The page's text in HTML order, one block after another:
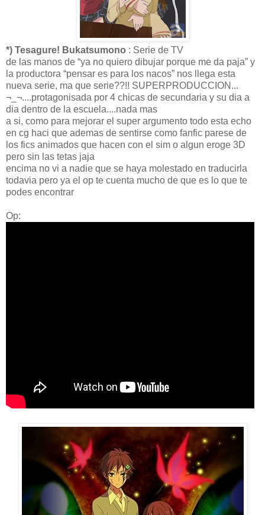
*) Tesagure! Bukatsumono : Serie de TV
de las manos de “ya no quiero dibujar porque me da paja” y
la productora “pensar es para los nacos” nos llega esta
nueva serie, ma que serie??!! SUPERPRODUCCION...
¬_¬....protagonisada por 4 chicas de secundaria y su dia a
dia dentro de la escuela....nada mas
a si, como para mejorar el super argumento todo esta echo
en cg haci que ademas de sentirse como fanfic parese de
los fics animados que hacen con el sim o algun eroge 3D
pero sin las tetas jaja
encima no vi a nadie que se haya molestado en traducirla
todavia pero ya el op te cuenta mucho de que es lo que te
podes encontrar
Op: